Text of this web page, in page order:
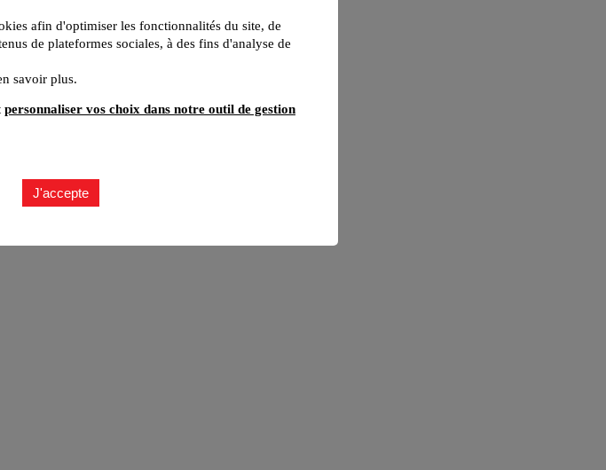
afin d'optimiser les fonctionnalités du site, de
de plateformes sociales, à des fins d'analyse de
savoir plus.
personnaliser vos choix dans notre outil de gestion
J'accepte